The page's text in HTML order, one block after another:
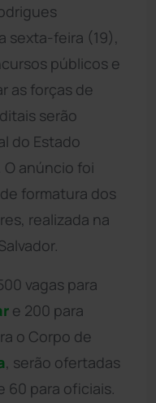
sexta-feira (19),
públicos e
as forças de
serão
do Estado
anúncio foi
formatura dos
realizada na
vagas para
e 200 para
o Corpo de
, serão ofertadas
60 para oficiais.